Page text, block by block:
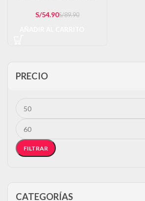
PRECIO
FILTRAR
CATEGORÍAS
S/89.90
S/54.90